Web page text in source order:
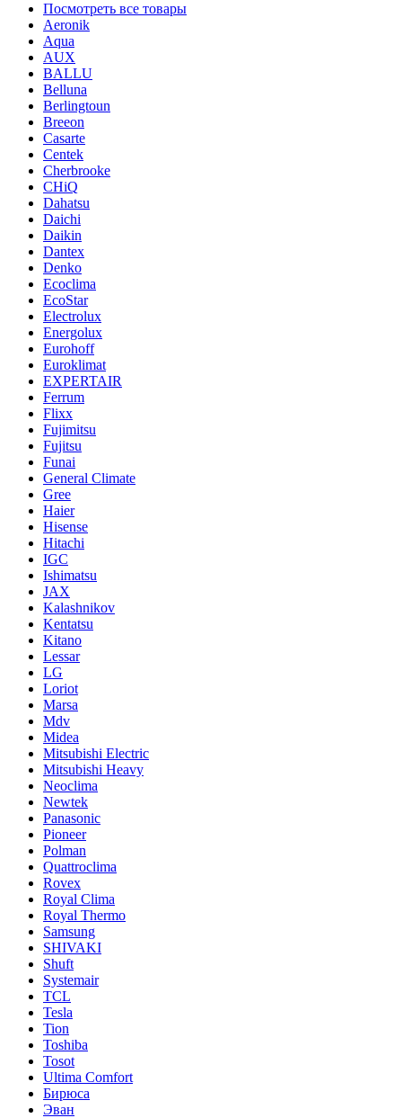
Посмотреть все товары
Aeronik
Aqua
AUX
BALLU
Belluna
Berlingtoun
Breeon
Casarte
Centek
Cherbrooke
CHiQ
Dahatsu
Daichi
Daikin
Dantex
Denko
Ecoclima
EcoStar
Electrolux
Energolux
Eurohoff
Euroklimat
EXPERTAIR
Ferrum
Flixx
Fujimitsu
Fujitsu
Funai
General Climate
Gree
Haier
Hisense
Hitachi
IGC
Ishimatsu
JAX
Kalashnikov
Kentatsu
Kitano
Lessar
LG
Loriot
Marsa
Mdv
Midea
Mitsubishi Electric
Mitsubishi Heavy
Neoclima
Newtek
Panasonic
Pioneer
Polman
Quattroclima
Rovex
Royal Clima
Royal Thermo
Samsung
SHIVAKI
Shuft
Systemair
TCL
Tesla
Tion
Toshiba
Tosot
Ultima Comfort
Бирюса
Эван